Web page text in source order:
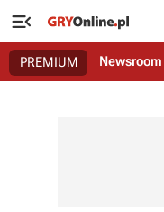

PREMIUM Newsroom